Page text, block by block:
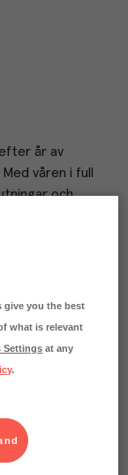
år av
våren i full
och
i tider av
och en
på i detta
för att
gamla har
give you the best
what is relevant
Settings at any
.